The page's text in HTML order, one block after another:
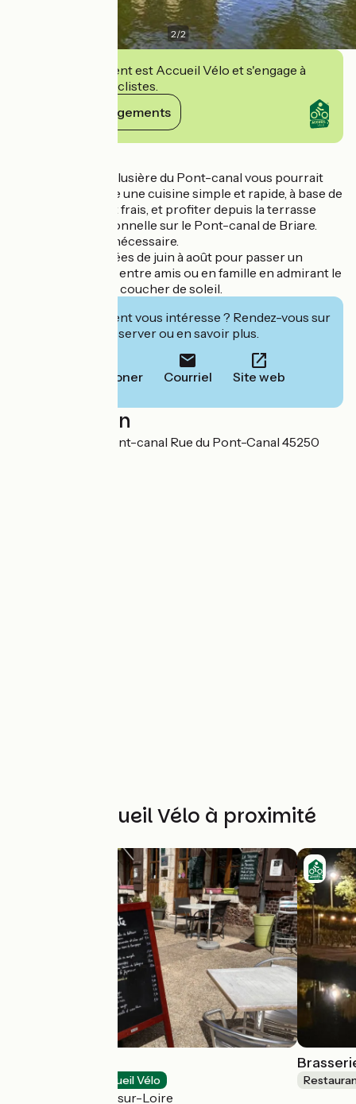
2/2
Cet établissement est Accueil Vélo et s'engage à
accueillir des cyclistes.
Voir ses engagements
Dans la maison éclusière du Pont-canal vous pourrait
déguster sur place une cuisine simple et rapide, à base de
produits locaux et frais, et profiter depuis la terrasse
d'une vue exceptionnelle sur le Pont-canal de Briare.
Réservation non nécessaire.
Des soirées animées de juin à août pour passer un
moment convivial entre amis ou en famille en admirant le
Pont-canal et son coucher de soleil.
Cet établissement vous intéresse ? Rendez-vous sur
leur site pour réserver ou en savoir plus.
Téléphoner Courriel Site web
Localisation
Gîte d'étape du Pont-canal Rue du Pont-Canal 45250
Autres Accueil Vélo à proximité
Accueil Vélo
Saint-Brisson-sur-Loire